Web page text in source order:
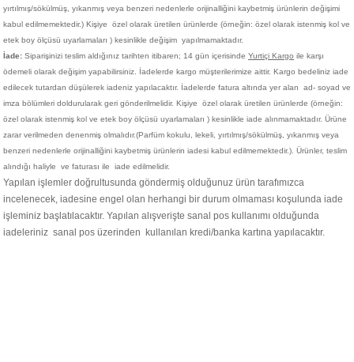
yırtılmış/sökülmüş, yıkanmış veya benzeri nedenlerle orijinalliğini kaybetmiş ürünlerin değişimi
kabul edilmemektedir.) Kişiye
özel olarak üretilen ürünlerde (örneğin: özel olarak istenmiş kol ve
etek boy ölçüsü uyarlamaları ) kesinlikle değişim yapılmamaktadır.
İade: Siparişinizi teslim aldığınız tarihten itibaren; 14 gün içerisinde Yurtiçi Kargo ile karşı
ödemeli olarak değişim yapabilirsiniz. İadelerde kargo müşterilerimize aittir. Kargo bedeliniz iade
edilecek tutardan düşülerek iadeniz yapılacaktır. İadelerde fatura altında yer alan ad- soyad ve
imza bölümleri doldurularak geri gönderilmelidir. Kişiye
özel olarak üretilen ürünlerde (örneğin:
özel olarak istenmiş kol ve etek boy ölçüsü uyarlamaları ) kesinlikle iade alınmamaktadır. Ürüne
zarar verilmeden denenmiş olmalıdır.(Parfüm kokulu, lekeli, yırtılmış/sökülmüş, yıkanmış veya
benzeri nedenlerle orijinalliğini kaybetmiş ürünlerin iadesi kabul edilmemektedir.). Ürünler, teslim
alındığı haliyle ve faturası ile iade edilmelidir.
Yapılan işlemler doğrultusunda göndermiş olduğunuz ürün tarafımızca
incelenecek, iadesine engel olan herhangi bir durum olmaması koşulunda iade
işleminiz başlatılacaktır. Yapılan alışverişte sanal pos kullanımı olduğunda
iadeleriniz sanal pos üzerinden kullanılan kredi/banka kartına yapılacaktır.